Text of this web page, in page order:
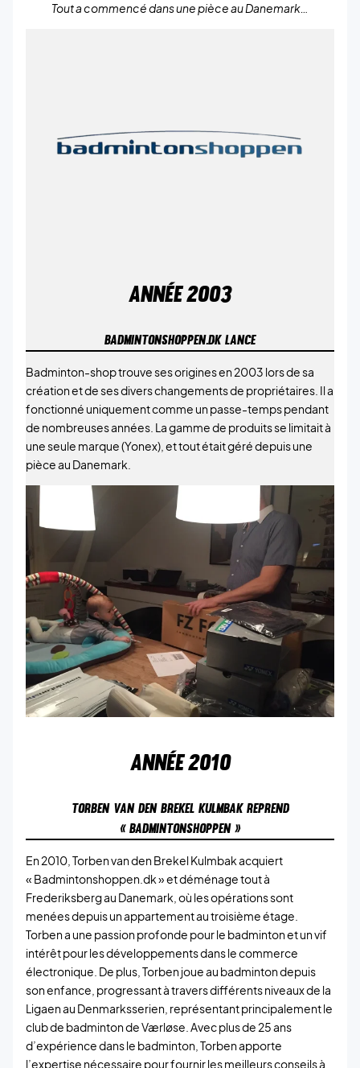
Tout a commencé dans une pièce au Danemark…
ANNÉE2003
BADMINTONSHOPPEN.DK LANCE
Badminton-shop trouve ses origines en 2003 lors de sa
création et de ses divers changements de propriétaires. Il a
fonctionné uniquement comme un passe-temps pendant
de nombreuses années. La gamme de produits se limitait à
une seule marque (Yonex), et tout était géré depuis une
pièce au Danemark.
ANNÉE2010
TORBEN VAN DEN BREKEL KULMBAK REPREND
« BADMINTONSHOPPEN »
En 2010, Torben van den Brekel Kulmbak acquiert
« Badmintonshoppen.dk » et déménage tout à
Frederiksberg au Danemark, où les opérations sont
menées depuis un appartement au troisième étage.
Torben a une passion profonde pour le badminton et un vif
intérêt pour les développements dans le commerce
électronique. De plus, Torben joue au badminton depuis
son enfance, progressant à travers différents niveaux de la
Ligaen au Denmarksserien, représentant principalement le
club de badminton de Værløse. Avec plus de 25 ans
d’expérience dans le badminton, Torben apporte
l’expertise nécessaire pour fournir les meilleurs conseils à